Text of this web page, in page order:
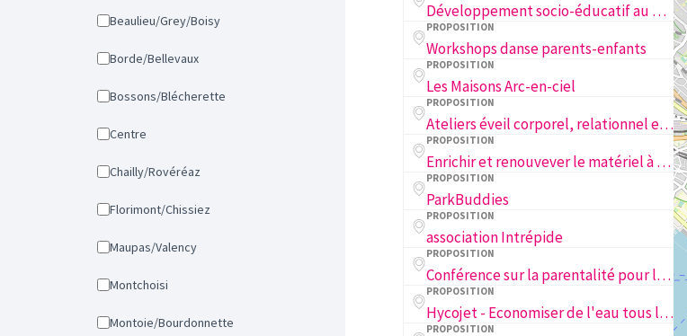
Beaulieu/Grey/Boisy
Borde/Bellevaux
Bossons/Blécherette
Centre
Chailly/Rovéréaz
Florimont/Chissiez
Maupas/Valency
Montchoisi
Montoie/Bourdonnette
Développement socio-éducatif au FC Concordia Lausanne
PROPOSITION
Workshops danse parents-enfants
PROPOSITION
Les Maisons Arc-en-ciel
PROPOSITION
Ateliers éveil corporel, relationnel et sensitif de la naissance à 5 ans
PROPOSITION
Enrichir et renouvever le matériel à disposition des familles sur la place Andrée Antonioli-Rouiller
PROPOSITION
ParkBuddies
PROPOSITION
association Intrépide
PROPOSITION
Conférence sur la parentalité pour les familles
PROPOSITION
Hycojet - Economiser de l'eau tous les jours
PROPOSITION